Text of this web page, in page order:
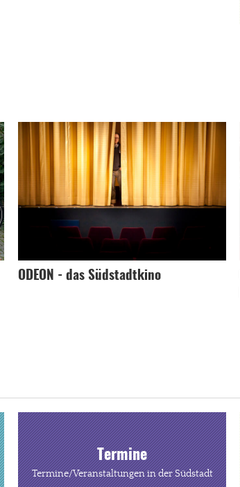
ODEON - das Südstadtkino
Termine
Termine/Veranstaltungen in der Südstadt